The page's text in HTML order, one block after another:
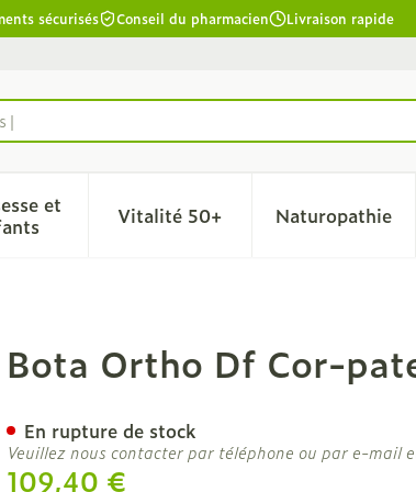
sécurisés Conseil du pharmacien Livraison rapide
Beauté, soins et hygiène
pour la catégorie Régime, alimentation &
et
Afficher le sous-menu pour la catégorie
Vitalité 50+Afficher le sous-menu pour
Naturopathie
Afficher
T5
Bota Ortho Df Cor-
109,40 €
En rupture de stock
Veuillez nous contacter par téléphone ou par e-mail